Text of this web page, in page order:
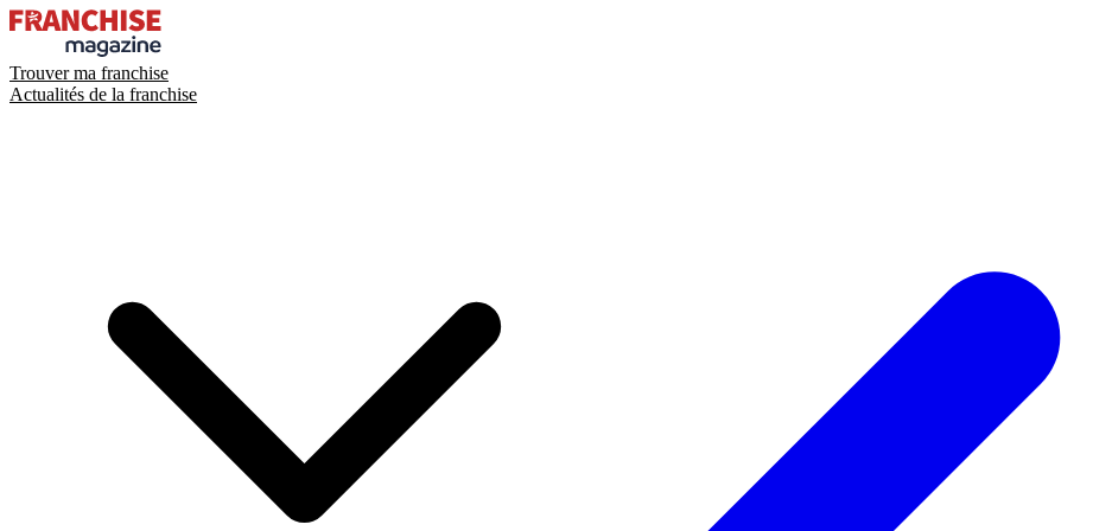
Trouver ma franchise
Actualités de la franchise